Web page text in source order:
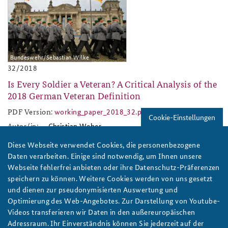
Anfahrt
Freundeskreis
Deutsches Forum Sicherheitspolitik
Arbeitskreis "Junge Sicherheitspolitiker"
Das Sicherheitspolitische Gespräch an der BAKS
Studierendenkonferenz Sicherheitspolitik gestalten
Newsletter-Archiv
Bundeswehr/Sebastian Wilke
32/2018
Is Every Soldier a Veteran? A Critical Analysis of the
2018 German Veteran Definition
PDF Version:working_paper_2018_32.pdf
working_paper_2018_32.pdf
Autor/in:
Christian Weber
2018-32.jpg
Bundeswehr/Sebastian Wilke
Cookie-Einstellungen
Diese Webseite verwendet Cookies, die personenbezogene
Daten verarbeiten. Einige sind notwendig, um Ihnen unsere
Webseite fehlerfrei anbieten oder ihre Datenschutz-Präferenzen
speichern zu können. Weitere Cookies werden von uns gesetzt
und dienen zur pseudonymisierten Auswertung und
Optimierung des Web-Angebotes. Zur Darstellung von Youtube-
Videos transferieren wir Daten in den außereuropäischen
Adressraum. Ihr Einverständnis können Sie jederzeit auf der